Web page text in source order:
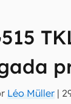
Léo Müller |
mundo tech!
receba